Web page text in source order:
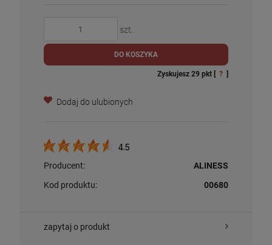
szt.
DO KOSZYKA
Zyskujesz 29 pkt [ ? ]
Dodaj do ulubionych
4.5
Producent:
ALINESS
Kod produktu:
00680
zapytaj o produkt